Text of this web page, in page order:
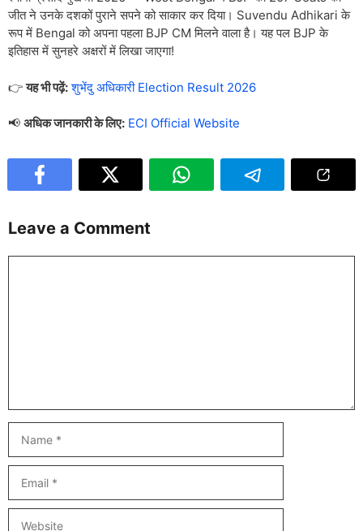
जीत ने उनके दशकों पुराने सपने को साकार कर दिया। Suvendu Adhikari के
रूप में Bengal को अपना पहला BJP CM मिलने वाला है। यह पल BJP के
इतिहास में सुनहरे अक्षरों में लिखा जाएगा!
👉यह भी पढ़ें: शुभेंदु अधिकारी Election Result 2026
📢 अधिक जानकारी के लिए: ECI Official Website
Leave a Comment